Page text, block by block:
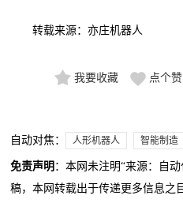
转载来源：亦庄机器人
我要收藏 点个
自动对焦： 人形机器人 智能制造
免责声明 ：本网未注明“来源：自
稿，本网转载出于传递更多信息之